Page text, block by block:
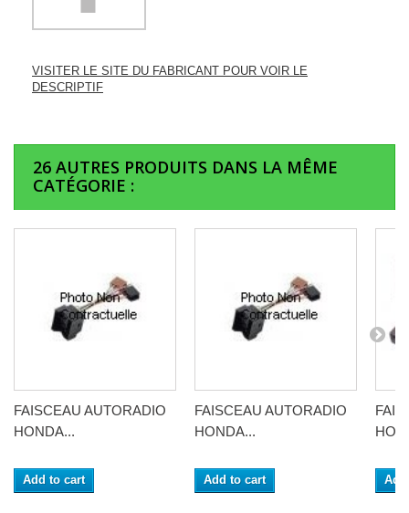
VISITER LE SITE DU FABRICANT POUR VOIR LE
DESCRIPTIF
26 AUTRES PRODUITS DANS LA MÊME
CATÉGORIE :
FAISCEAU AUTORADIO
HONDA...
Add to cart
FAISCEAU AUTORADIO
HONDA...
Add to cart